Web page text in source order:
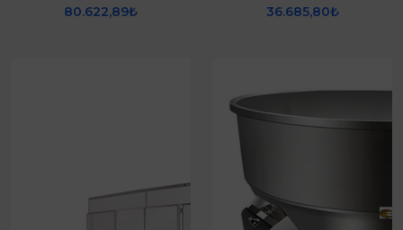
80.622,89₺
36.685,80₺